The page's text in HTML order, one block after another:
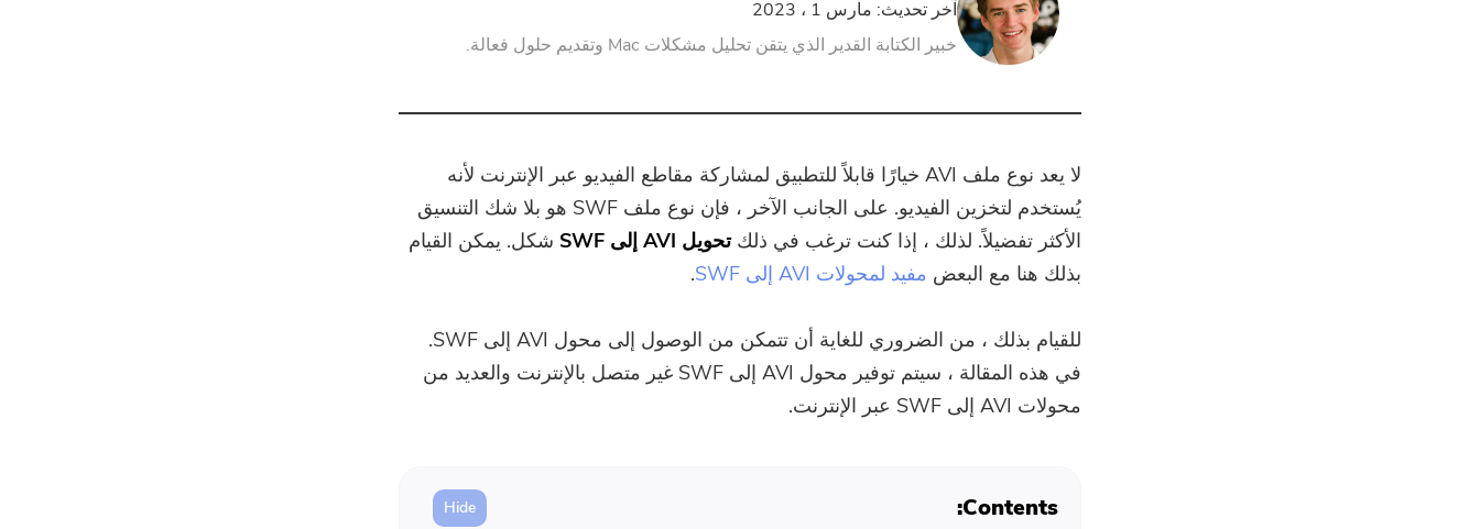
آخر تحديث: مارس 1 ، 2023
خبير الكتابة القدير الذي يتقن تحليل مشكلات Mac وتقديم حلول فعالة.
لا يعد نوع ملف AVI خيارًا قابلاً للتطبيق لمشاركة مقاطع الفيديو عبر الإنترنت لأنه
يُستخدم لتخزين الفيديو. على الجانب الآخر ، فإن نوع ملف SWF هو بلا شك التنسيق
الأكثر تفضيلاً. لذلك ، إذا كنت ترغب في ذلكتحويل AVI إلى SWF
شكل. يمكن القيام
بذلك هنا مع البعض مفيد لمحولات AVI إلى SWF .
للقيام بذلك ، من الضروري للغاية أن تتمكن من الوصول إلى محول AVI إلى SWF.
في هذه المقالة ، سيتم توفير محول AVI إلى SWF غير متصل بالإنترنت والعديد من
محولات AVI إلى SWF عبر الإنترنت.
Contents: